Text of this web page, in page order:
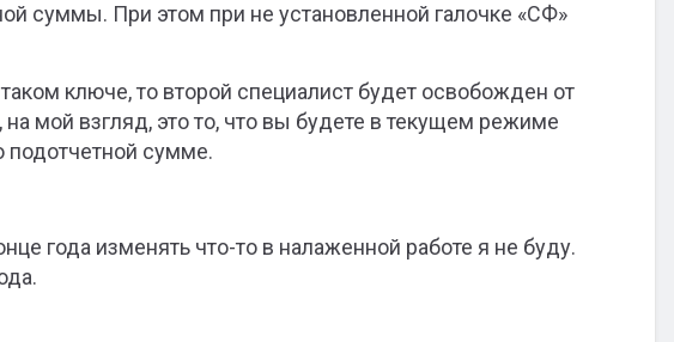
суммы. При этом при не установленной галочке «СФ»
ключе, то второй специалист будет освобожден от
мой взгляд, это то, что вы будете в текущем режиме
подотчетной сумме.
года изменять что-то в налаженной работе я не буду.